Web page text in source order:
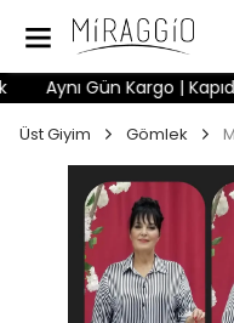
Aynı Gün Kargo |
Üst Giyim Gömlek